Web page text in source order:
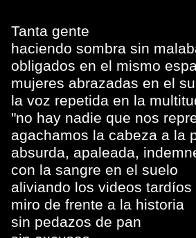
Tanta gente
haciendo sombra sin
obligados en el mismo
mujeres abrazadas en el
la voz repetida en la
"no hay nadie que nos
agachamos la cabeza a la
absurda, apaleada,
con la sangre en el suelo
aliviando los videos tardíos
miro de frente a la historia
sin pedazos de pan